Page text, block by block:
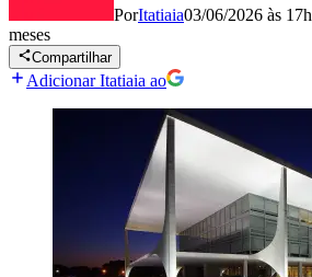
PorItatiaia03/06/2026 às
meses
Compartilhar
Adicionar Itatiaia ao